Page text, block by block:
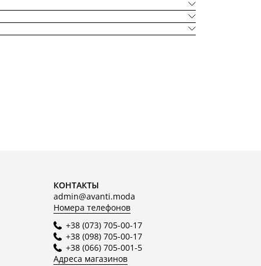
КОНТАКТЫ
admin@avanti.moda
Номера телефонов
+38 (073) 705-00-17
+38 (098) 705-00-17
+38 (066) 705-001-5
Адреса магазинов